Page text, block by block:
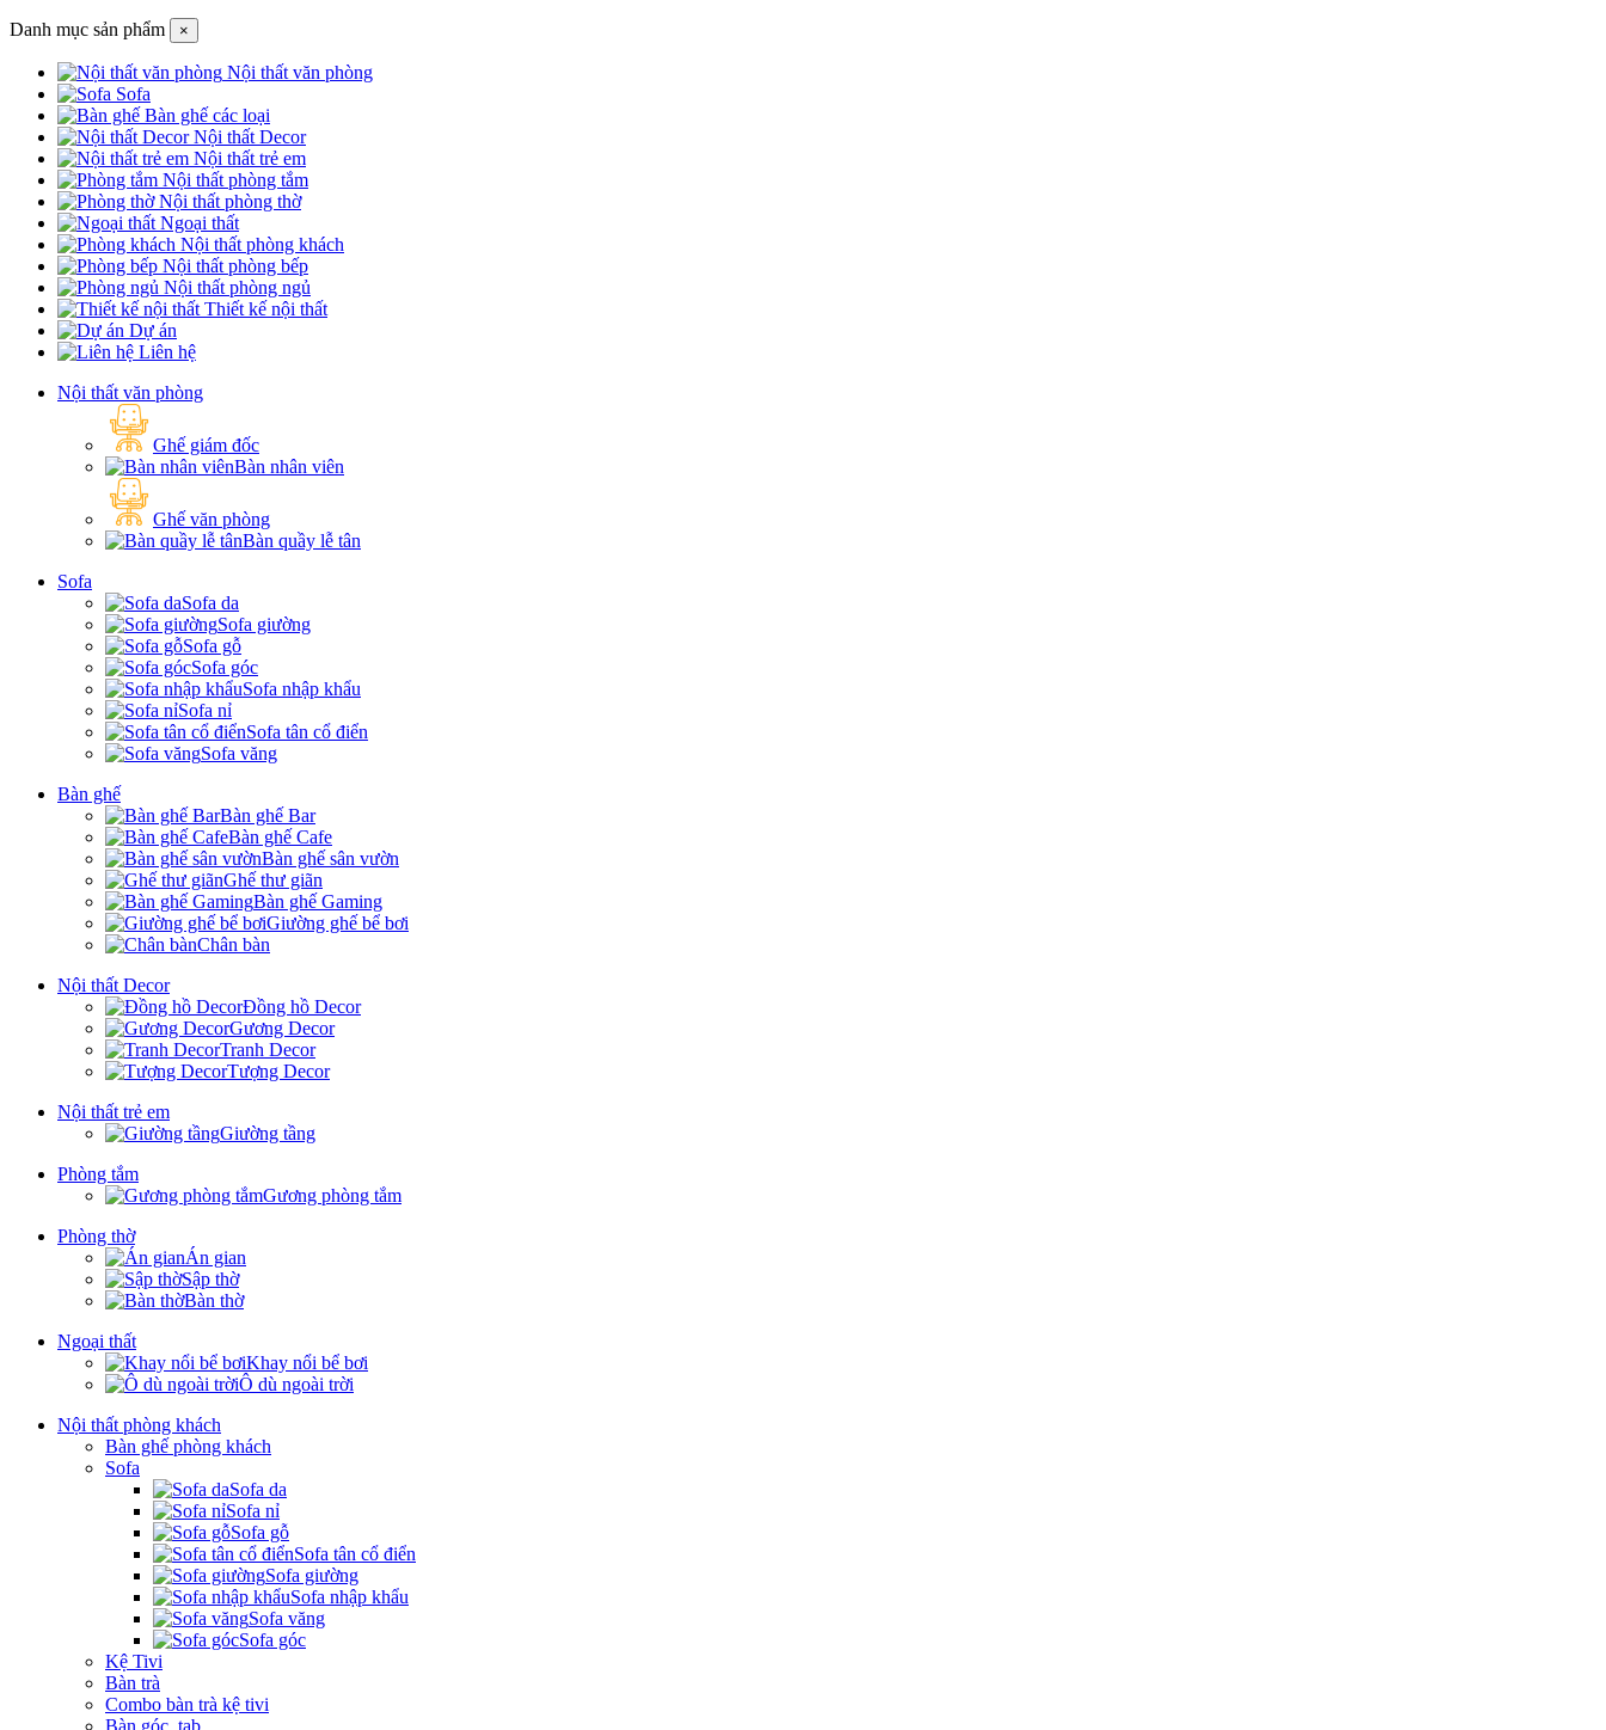
Danh mục sản phẩm ×
Nội thất văn phòng
Sofa
Bàn ghế các loại
Nội thất Decor
Nội thất trẻ em
Nội thất phòng tắm
Nội thất phòng thờ
Ngoại thất
Nội thất phòng khách
Nội thất phòng bếp
Nội thất phòng ngủ
Thiết kế nội thất
Dự án
Liên hệ
Nội thất văn phòng
Ghế giám đốc
Bàn nhân viên
Ghế văn phòng
Bàn quầy lễ tân
Sofa
Sofa da
Sofa giường
Sofa gỗ
Sofa góc
Sofa nhập khẩu
Sofa nỉ
Sofa tân cổ điển
Sofa văng
Bàn ghế
Bàn ghế Bar
Bàn ghế Cafe
Bàn ghế sân vườn
Ghế thư giãn
Bàn ghế Gaming
Giường ghế bể bơi
Chân bàn
Nội thất Decor
Đồng hồ Decor
Gương Decor
Tranh Decor
Tượng Decor
Nội thất trẻ em
Giường tầng
Phòng tắm
Gương phòng tắm
Phòng thờ
Án gian
Sập thờ
Bàn thờ
Ngoại thất
Khay nổi bể bơi
Ô dù ngoài trời
Nội thất phòng khách
Bàn ghế phòng khách
Sofa
Sofa da
Sofa nỉ
Sofa gỗ
Sofa tân cổ điển
Sofa giường
Sofa nhập khẩu
Sofa văng
Sofa góc
Kệ Tivi
Bàn trà
Combo bàn trà kệ tivi